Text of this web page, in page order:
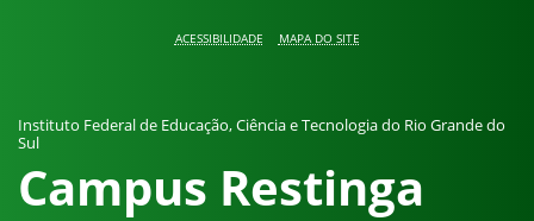
ACESSIBILIDADE MAPA DO SITE
Instituto Federal de Educação, Ciência e Tecnologia do Rio Grande do
Sul
Campus Restinga